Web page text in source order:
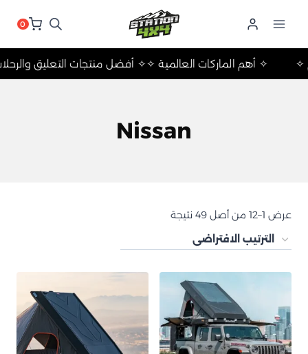
0
✧ أفضل منتجات ✧ أهم الماركات العالمية ✧ ✧
Nissan
عرض 1–12 من أصل 49 نتيجة